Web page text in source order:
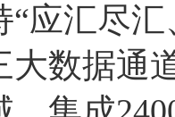
汇尽汇
大数据通